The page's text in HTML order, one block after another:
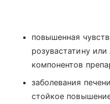
повышенная
розувастатину
компонентов
заболевания
стойкое